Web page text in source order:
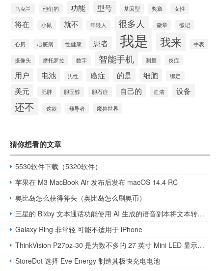
乌克兰 他们的 功能 型号 基因型 奖章 女性
将在 小鼠 就不 年轻人 很多人 徽章 徽记
心房 心脏病 性健康 患者 我是 我来 手表
摄像头 摩托罗拉 数字 智能手机 测量 炎症
用户 电池 男性 癌症 的是 细胞 绑定
美元 肥胖 胆固醇 胆石症 自己的 血清 设备
还不 这款 领导者 魔兽世界
猜你想看的文章
5530软件下载（5320软件）
苹果在 M3 MacBook Air 发布后发布 macOS 14.4 RC
奥比岛怎么获得斧头（奥比岛怎么刷奥币）
三星的 Bixby 文本通话功能使用 AI 生成的语音副本将文本转换为语音
Galaxy Ring 非常轻 可能不适用于 iPhone
ThinkVision P27pz-30 是为数不多的 27 英寸 Mini LED 显示器之一
StoreDot 选择 Eve Energy 制造其极快充电电池